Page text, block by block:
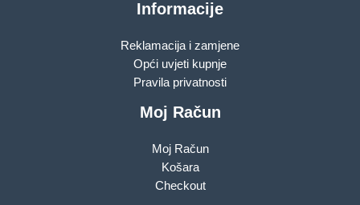
Informacije
Reklamacija i zamjene
Opći uvjeti kupnje
Pravila privatnosti
Moj Račun
Moj Račun
Košara
Checkout